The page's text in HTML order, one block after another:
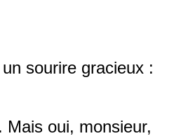
sourire gracieux :
oui, monsieur,